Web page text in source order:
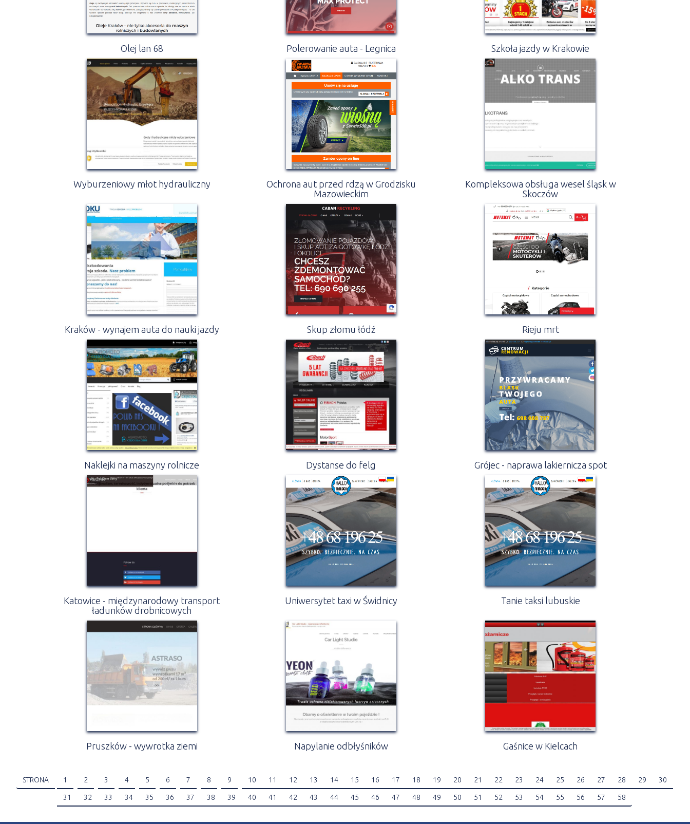
Olej lan 68 Polerowanie auta - Legnica Szkoła jazdy w Krakowie
Wyburzeniowy młot hydrauliczny
Ochrona aut przed rdzą w Grodzisku
Mazowieckim
Kompleksowa obsługa wesel śląsk w
Skoczów
Kraków - wynajem auta do nauki jazdy Skup złomu łódź Rieju mrt
Naklejki na maszyny rolnicze Dystanse do felg Grójec - naprawa lakiernicza spot
Katowice - międzynarodowy transport
ładunków drobnicowych
Uniwersytet taxi w Świdnicy Tanie taksi lubuskie
Pruszków - wywrotka ziemi Napylanie odbłyśników Gaśnice w Kielcach
STRONA 1 2 3 4 5 6 7 8 9 10 11 12 13 14 15 16 17 18 19 20 21 22 23 24 25 26 27 28 29 30
31 32 33 34 35 36 37 38 39 40 41 42 43 44 45 46 47 48 49 50 51 52 53 54 55 56 57 58